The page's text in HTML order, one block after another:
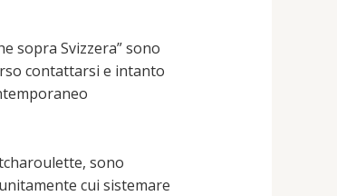
sopra Svizzera” sono
contattarsi e intanto
sono
cui sistemare